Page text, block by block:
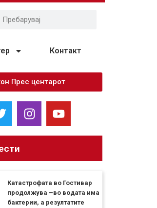
Контакт
Прес центарот
Катастрофата во Гостивар
продолжува –во водата има
бактерии, а резултатите